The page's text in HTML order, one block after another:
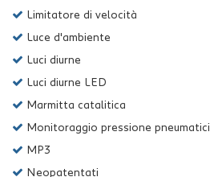
Limitatore di velocità
Luce d'ambiente
Luci diurne
Luci diurne LED
Marmitta catalitica
Monitoraggio pressione pneumatici
MP3
Neopatentati